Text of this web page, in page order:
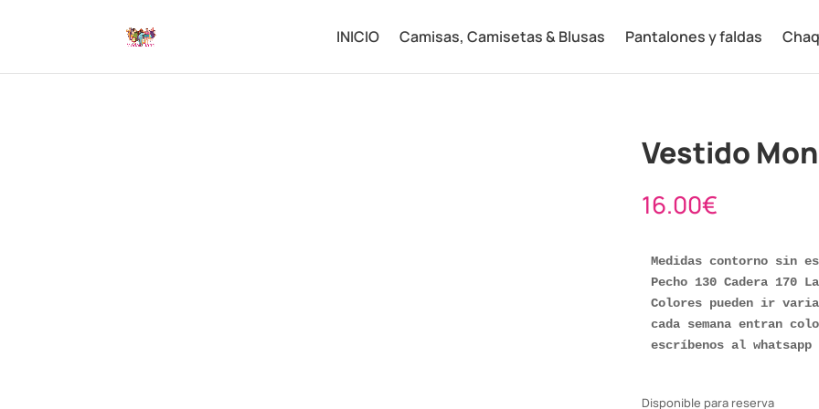
INICIO Camisas, Camisetas & Blusas Pantalones y faldas
Vestido
16.00€
Medidas contorno sin
Pecho 130 Cadera 170
Colores pueden ir
cada semana entran
escríbenos al
Disponible para reserva